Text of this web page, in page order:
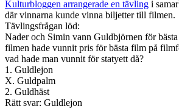
Kulturbloggen arrangerade en tävling i
där vinnarna kunde vinna biljetter till filmen.
Tävlingsfrågan löd:
Nader och Simin vann Guldbjörnen för
filmen hade vunnit pris för bästa film på
vad hade man vunnit för statyett då?
1. Guldlejon
X. Guldpalm
2. Guldhäst
Rätt svar: Guldlejon